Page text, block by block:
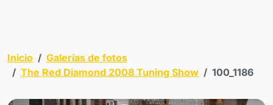
Inicio
Galerías de fotos
The Red Diamond 2008 Tuning Show
100_1186